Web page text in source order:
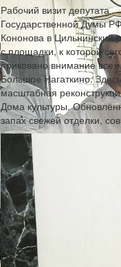
Рабочий визит депутата
Государственной Думы
Кононова в Цильнинский
с площадки, к которой
приковано внимание
Большое Нагаткино.
масштабная
Дома культуры.
запах свежей отделки,